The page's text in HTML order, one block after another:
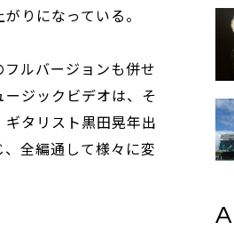
りになっている。
ルバージョンも併せ
ジックビデオは、そ
タリスト黒田晃年出
全編通して様々に変